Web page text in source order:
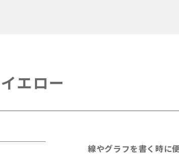
エロー
線やグラフを書く時に